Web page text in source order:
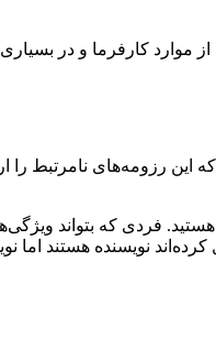
کارفرما و در بسیاری
این رزومه‌های نامرتبط
فردی که بتواند
نویسنده هستند اما